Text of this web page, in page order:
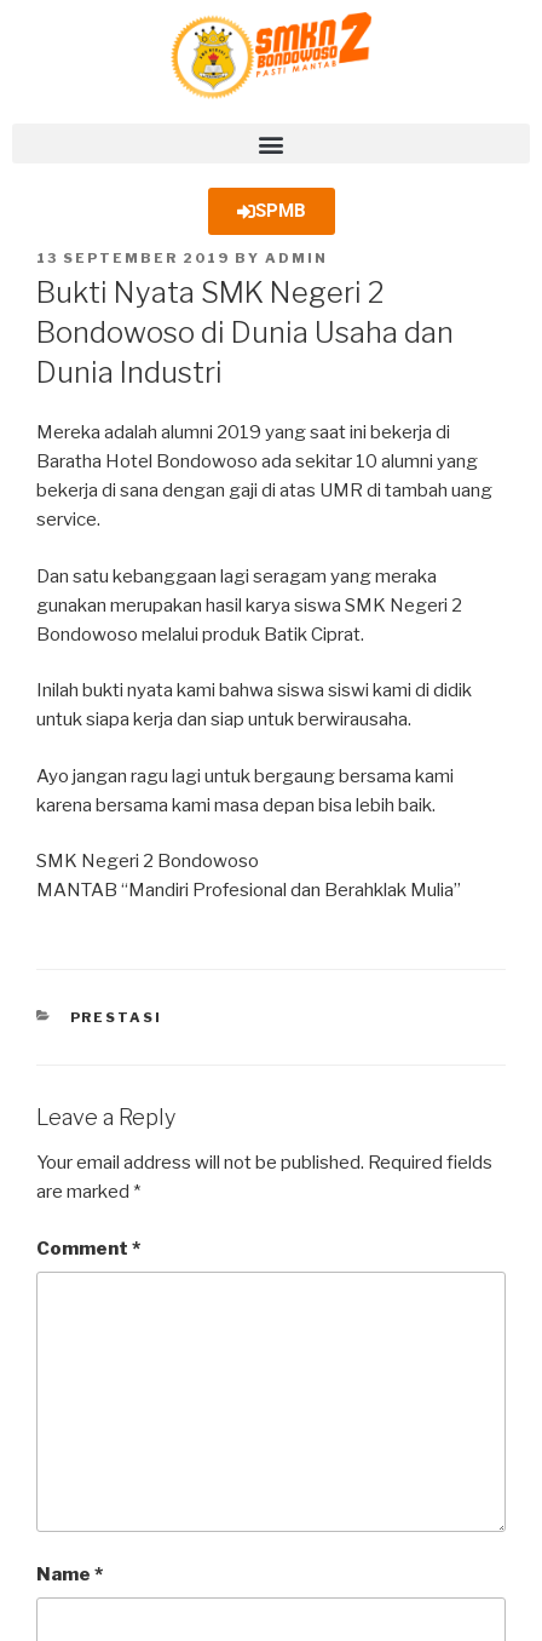
SPMB
13 SEPTEMBER 2019 BY ADMIN
Bukti Nyata SMK Negeri 2
Bondowoso di Dunia Usaha dan
Dunia Industri
Mereka adalah alumni 2019 yang saat ini bekerja di
Baratha Hotel Bondowoso ada sekitar 10 alumni yang
bekerja di sana dengan gaji di atas UMR di tambah uang
service.
Dan satu kebanggaan lagi seragam yang meraka
gunakan merupakan hasil karya siswa SMK Negeri 2
Bondowoso melalui produk Batik Ciprat.
Inilah bukti nyata kami bahwa siswa siswi kami di didik
untuk siapa kerja dan siap untuk berwirausaha.
Ayo jangan ragu lagi untuk bergaung bersama kami
karena bersama kami masa depan bisa lebih baik.
SMK Negeri 2 Bondowoso
MANTAB “Mandiri Profesional dan Berahklak Mulia”
PRESTASI
Leave a Reply
Your email address will not be published. Required fields
are marked *
Comment *
Name *